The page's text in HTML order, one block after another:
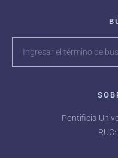
Pontificia